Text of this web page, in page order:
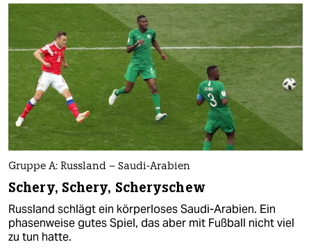
Gruppe A: Russland – Saudi-Arabien
Schery, Schery, Scheryschew
Russland schlägt ein körperloses Saudi-Arabien. Ein
phasenweise gutes Spiel, das aber mit Fußball nicht viel
zu tun hatte.